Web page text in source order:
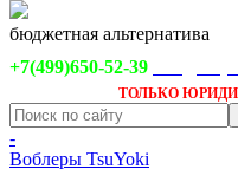
бюджетная альтернатива
+7(499)650-52-39
ТОЛЬКО
-
Воблеры TsuYoki